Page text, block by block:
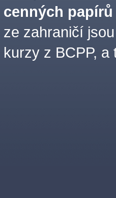
cenných papírů
ze zahraničí
kurzy z BCPP, a